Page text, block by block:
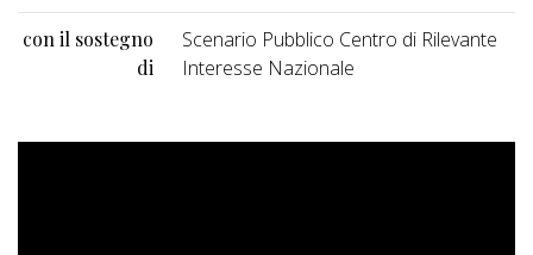
con il sostegno
di
Scenario Pubblico Centro di Rilevante
Interesse Nazionale